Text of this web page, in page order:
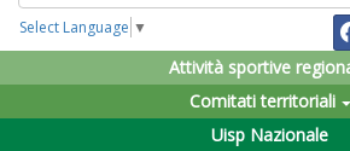
Select Language ▼
Attività sportive
Comitati territoriali
Uisp Nazionale